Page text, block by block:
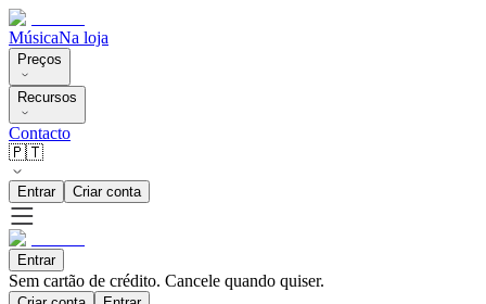
MúsicaNa loja
Preços
Recursos
Contacto
🇵🇹
Entrar Criar conta
Entrar
Sem cartão de crédito. Cancele quando quiser.